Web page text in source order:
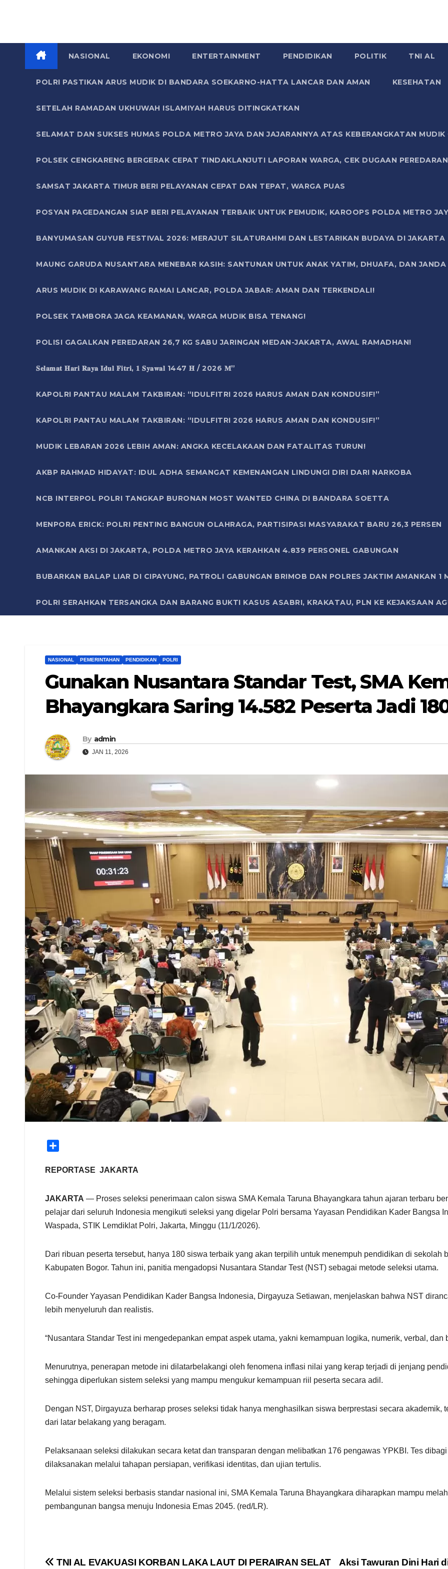
NASIONAL EKONOMI ENTERTAINMENT PENDIDIKAN POLITIK TNI AL
POLRI PASTIKAN ARUS MUDIK DI BANDARA SOEKARNO-HATTA LANCAR DAN AMAN KESEHATAN
SETELAH RAMADAN UKHUWAH ISLAMIYAH HARUS DITINGKATKAN
SELAMAT DAN SUKSES HUMAS POLDA METRO JAYA DAN JAJARANNYA ATAS KEBERANGKATAN
POLSEK CENGKARENG BERGERAK CEPAT TINDAKLANJUTI LAPORAN WARGA, CEK DUGAAN
SAMSAT JAKARTA TIMUR BERI PELAYANAN CEPAT DAN TEPAT, WARGA PUAS
POSYAN PAGEDANGAN SIAP BERI PELAYANAN TERBAIK UNTUK PEMUDIK, KAROOPS POLDA METRO
BANYUMASAN GUYUB FESTIVAL 2026: MERAJUT SILATURAHMI DAN LESTARIKAN BUDAYA DI JAKARTA
MAUNG GARUDA NUSANTARA MENEBAR KASIH: SANTUNAN UNTUK ANAK YATIM, DHUAFA, DAN
ARUS MUDIK DI KARAWANG RAMAI LANCAR, POLDA JABAR: AMAN DAN TERKENDALI!
POLSEK TAMBORA JAGA KEAMANAN, WARGA MUDIK BISA TENANG!
POLISI GAGALKAN PEREDARAN 26,7 KG SABU JARINGAN MEDAN-JAKARTA, AWAL RAMADHAN!
𝐒𝐞𝐥𝐚𝐦𝐚𝐭 𝐇𝐚𝐫𝐢 𝐑𝐚𝐲𝐚 𝐈𝐝𝐮𝐥 𝐅𝐢𝐭𝐫𝐢, 𝟏 𝐒𝐲𝐚𝐰𝐚𝐥 1447 𝐇 / 2026 𝐌”
KAPOLRI PANTAU MALAM TAKBIRAN: “IDULFITRI 2026 HARUS AMAN DAN KONDUSIF!”
KAPOLRI PANTAU MALAM TAKBIRAN: “IDULFITRI 2026 HARUS AMAN DAN KONDUSIF!”
MUDIK LEBARAN 2026 LEBIH AMAN: ANGKA KECELAKAAN DAN FATALITAS TURUN!
AKBP RAHMAD HIDAYAT: IDUL ADHA SEMANGAT KEMENANGAN LINDUNGI DIRI DARI NARKOBA
NCB INTERPOL POLRI TANGKAP BURONAN MOST WANTED CHINA DI BANDARA SOETTA
MENPORA ERICK: POLRI PENTING BANGUN OLAHRAGA, PARTISIPASI MASYARAKAT BARU 26,3 PERSEN
AMANKAN AKSI DI JAKARTA, POLDA METRO JAYA KERAHKAN 4.839 PERSONEL GABUNGAN
BUBARKAN BALAP LIAR DI CIPAYUNG, PATROLI GABUNGAN BRIMOB DAN POLRES JAKTIM AMANKAN 1
POLRI SERAHKAN TERSANGKA DAN BARANG BUKTI KASUS ASABRI, KRAKATAU, PLN KE KEJAKSAAN
NASIONAL PEMERINTAHAN PENDIDIKAN POLRI
Gunakan Nusantara Standar Test, SMA
Bhayangkara Saring 14.582 Peserta Jadi
By admin
JAN 11, 2026
a
e
REPORTASE JAKARTA
JAKARTA — Proses seleksi penerimaan calon siswa SMA Kemala Taruna Bhayangkara tahun ajaran terbaru
pelajar dari seluruh Indonesia mengikuti seleksi yang digelar Polri bersama Yayasan Pendidikan Kader Bangsa
Waspada, STIK Lemdiklat Polri, Jakarta, Minggu (11/1/2026).
Dari ribuan peserta tersebut, hanya 180 siswa terbaik yang akan terpilih untuk menempuh pendidikan di sekolah
Kabupaten Bogor. Tahun ini, panitia mengadopsi Nusantara Standar Test (NST) sebagai metode seleksi utama.
Co-Founder Yayasan Pendidikan Kader Bangsa Indonesia, Dirgayuza Setiawan, menjelaskan bahwa NST
lebih menyeluruh dan realistis.
“Nusantara Standar Test ini mengedepankan empat aspek utama, yakni kemampuan logika, numerik, verbal, dan
Menurutnya, penerapan metode ini dilatarbelakangi oleh fenomena inflasi nilai yang kerap terjadi di jenjang
sehingga diperlukan sistem seleksi yang mampu mengukur kemampuan riil peserta secara adil.
Dengan NST, Dirgayuza berharap proses seleksi tidak hanya menghasilkan siswa berprestasi secara akademik,
dari latar belakang yang beragam.
Pelaksanaan seleksi dilakukan secara ketat dan transparan dengan melibatkan 176 pengawas YPKBI. Tes
dilaksanakan melalui tahapan persiapan, verifikasi identitas, dan ujian tertulis.
Melalui sistem seleksi berbasis standar nasional ini, SMA Kemala Taruna Bhayangkara diharapkan mampu
pembangunan bangsa menuju Indonesia Emas 2045. (red/LR).
Aksi Tawuran Dini Hari
TNI AL EVAKUASI KORBAN LAKA LAUT DI PERAIRAN SELAT